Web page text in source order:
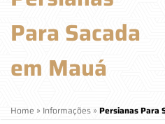
Para Sacada
em Mauá
Home » Informações » Persianas Para